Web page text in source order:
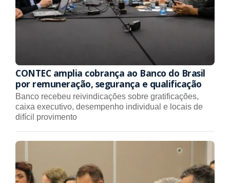
CONTEC amplia cobrança ao Banco do Brasil
por remuneração, segurança e qualificação
Banco recebeu reivindicações sobre gratificações,
caixa executivo, desempenho individual e locais de
difícil provimento